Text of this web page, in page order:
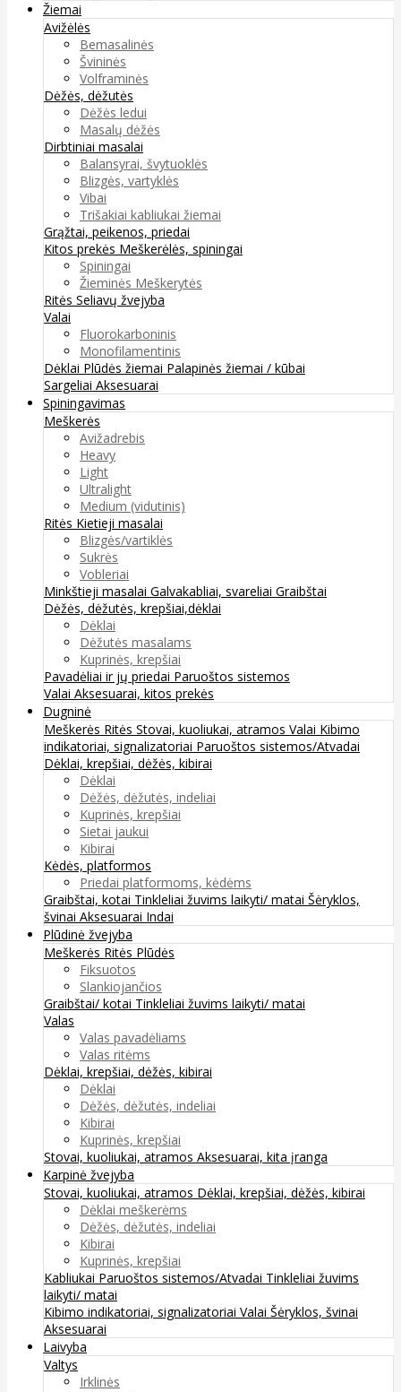
Žiemai
Avižėlės
Bemasalinės
Švininės
Volframinės
Dėžės, dėžutės
Dėžės ledui
Masalų dėžės
Dirbtiniai masalai
Balansyrai, švytuoklės
Blizgės, vartyklės
Vibai
Trišakiai kabliukai žiemai
Grąžtai, peikenos, priedai
Kitos prekės Meškerėlės, spiningai
Spiningai
Žieminės Meškerytės
Ritės Seliavų žvejyba
Valai
Fluorokarboninis
Monofilamentinis
Dėklai Plūdės žiemai Palapinės žiemai / kūbai
Sargeliai Aksesuarai
Spiningavimas
Meškerės
Avižadrebis
Heavy
Light
Ultralight
Medium (vidutinis)
Ritės Kietieji masalai
Blizgės/vartiklės
Sukrės
Vobleriai
Minkštieji masalai Galvakabliai, svareliai Graibštai
Dėžės, dėžutės, krepšiai,dėklai
Dėklai
Dėžutės masalams
Kuprinės, krepšiai
Pavadėliai ir jų priedai Paruoštos sistemos
Valai Aksesuarai, kitos prekės
Dugninė
Meškerės Ritės Stovai, kuoliukai, atramos Valai Kibimo
indikatoriai, signalizatoriai Paruoštos sistemos/Atvadai
Dėklai, krepšiai, dėžės, kibirai
Dėklai
Dėžės, dėžutės, indeliai
Kuprinės, krepšiai
Sietai jaukui
Kibirai
Kėdės, platformos
Priedai platformoms, kėdėms
Graibštai, kotai Tinkleliai žuvims laikyti/ matai Šėryklos,
švinai Aksesuarai Indai
Plūdinė žvejyba
Meškerės Ritės Plūdės
Fiksuotos
Slankiojančios
Graibštai/ kotai Tinkleliai žuvims laikyti/ matai
Valas
Valas pavadėliams
Valas ritėms
Dėklai, krepšiai, dėžės, kibirai
Dėklai
Dėžės, dėžutės, indeliai
Kibirai
Kuprinės, krepšiai
Stovai, kuoliukai, atramos Aksesuarai, kita įranga
Karpinė žvejyba
Stovai, kuoliukai, atramos Dėklai, krepšiai, dėžės, kibirai
Dėklai meškerėms
Dėžės, dėžutės, indeliai
Kibirai
Kuprinės, krepšiai
Kabliukai Paruoštos sistemos/Atvadai Tinkleliai žuvims
laikyti/ matai
Kibimo indikatoriai, signalizatoriai Valai Šėryklos, švinai
Aksesuarai
Laivyba
Valtys
Irklinės